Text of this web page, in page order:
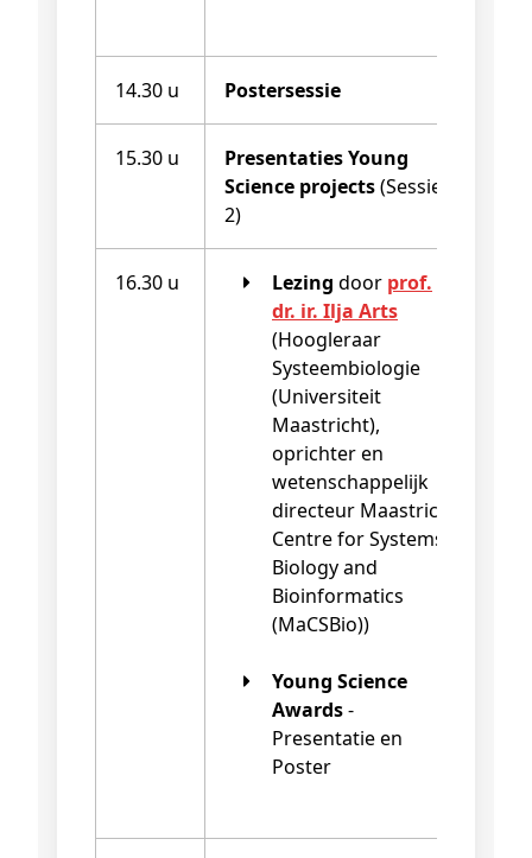
14.30 u Postersessie
15.30 u
Presentaties Young
Science projects(Sessie
2)
16.30 u Lezing door prof.
dr. ir. Ilja Arts
(Hoogleraar
Systeembiologie
(Universiteit
Maastricht),
oprichter en
wetenschappelijk
directeur Maastricht
Centre for Systems
Biology and
Bioinformatics
(MaCSBio))
Young Science
Awards-
Presentatie en
Poster